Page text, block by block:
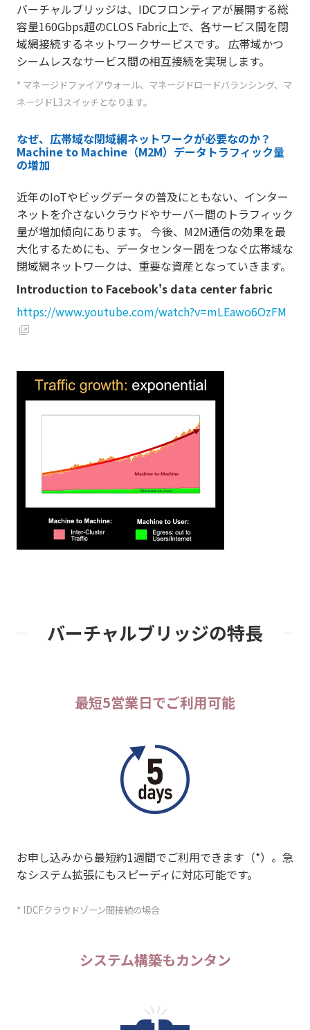
バーチャルブリッジは、IDCフロンティアが展開する総
容量160Gbps超のCLOS Fabric上で、各サービス間を閉
域網接続するネットワークサービスです。 広帯域かつ
シームレスなサービス間の相互接続を実現します。
* マネージドファイアウォール、マネージドロードバランシング、マ
ネージドL3スイッチとなります。
なぜ、広帯域な閉域網ネットワークが必要なのか？
Machine to Machine（M2M）データトラフィック量
の増加
近年のIoTやビッグデータの普及にともない、インター
ネットを介さないクラウドやサーバー間のトラフィック
量が増加傾向にあります。 今後、M2M通信の効果を最
大化するためにも、データセンター間をつなぐ広帯域な
閉域網ネットワークは、重要な資産となっていきます。
Introduction to Facebook's data center fabric
https://www.youtube.com/watch?v=mLEawo6OzFM
バーチャルブリッジの特長
最短5営業日でご利用可能
お申し込みから最短約1週間でご利用できます（*）。急
なシステム拡張にもスピーディに対応可能です。
* IDCFクラウドゾーン間接続の場合
システム構築もカンタン